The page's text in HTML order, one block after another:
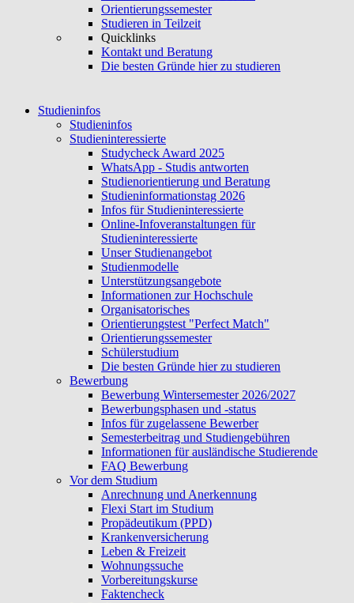
Orientierungssemester
Studieren in Teilzeit
Quicklinks
Kontakt und Beratung
Die besten Gründe hier zu studieren
Studieninfos
Studieninfos
Studieninteressierte
Studycheck Award 2025
WhatsApp - Studis antworten
Studienorientierung und Beratung
Studieninformationstag 2026
Infos für Studieninteressierte
Online-Infoveranstaltungen für
Studieninteressierte
Unser Studienangebot
Studienmodelle
Unterstützungsangebote
Informationen zur Hochschule
Organisatorisches
Orientierungstest "Perfect Match"
Orientierungssemester
Schülerstudium
Die besten Gründe hier zu studieren
Bewerbung
Bewerbung Wintersemester 2026/2027
Bewerbungsphasen und -status
Infos für zugelassene Bewerber
Semesterbeitrag und Studiengebühren
Informationen für ausländische Studierende
FAQ Bewerbung
Vor dem Studium
Anrechnung und Anerkennung
Flexi Start im Studium
Propädeutikum (PPD)
Krankenversicherung
Leben & Freizeit
Wohnungssuche
Vorbereitungskurse
Faktencheck